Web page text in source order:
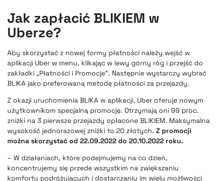
Jak zapłacić BLIKIEM w
Uberze?
Aby skorzystać z nowej formy płatności należy wejść w
aplikacji Uber w menu, klikając w lewy górny róg i przejść do
zakładki „Płatności i Promocje”. Następnie wystarczy wybrać
BLIKA jako preferowaną metodę płatności za przejazdy.
Z okazji uruchomienia BLIKA w aplikacji, Uber oferuje nowym
użytkownikom specjalną promocję. Otrzymają oni 99 proc.
zniżki na 3 pierwsze przejazdy opłacone BLIKIEM. Maksymalna
wysokość jednorazowej zniżki to 20 złotych. Z promocji
można skorzystać od 22.09.2022 do 20.10.2022 roku.
– W działaniach, które podejmujemy na co dzień,
koncentrujemy się przede wszystkim na zwiększaniu
komfortu podróżujących i dostarczaniu im wielu możliwości